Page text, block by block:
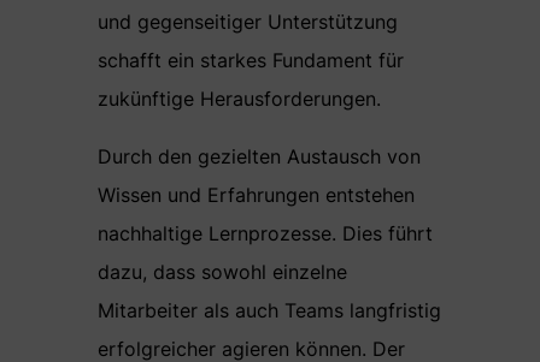
und gegenseitiger Unterstützung
schafft ein starkes Fundament für
zukünftige Herausforderungen.
Durch den gezielten Austausch von
Wissen und Erfahrungen entstehen
nachhaltige Lernprozesse. Dies führt
dazu, dass sowohl einzelne
Mitarbeiter als auch Teams langfristig
erfolgreicher agieren können. Der